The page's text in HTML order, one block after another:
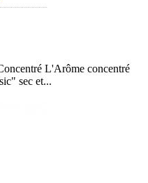
L'Arôme concentré
sec et...